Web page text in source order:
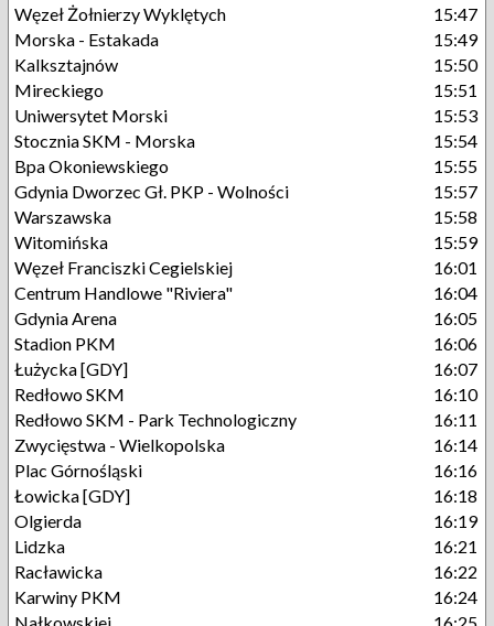
Węzeł Żołnierzy Wyklętych
15:47
Morska - Estakada
15:49
Kalksztajnów
15:50
Mireckiego
15:51
Uniwersytet Morski
15:53
Stocznia SKM - Morska
15:54
Bpa Okoniewskiego
15:55
Gdynia Dworzec Gł. PKP - Wolności
15:57
Warszawska
15:58
Witomińska
15:59
Węzeł Franciszki Cegielskiej
16:01
Centrum Handlowe "Riviera"
16:04
Gdynia Arena
16:05
Stadion PKM
16:06
Łużycka [GDY]
16:07
Redłowo SKM
16:10
Redłowo SKM - Park Technologiczny
16:11
Zwycięstwa - Wielkopolska
16:14
Plac Górnośląski
16:16
Łowicka [GDY]
16:18
Olgierda
16:19
Lidzka
16:21
Racławicka
16:22
Karwiny PKM
16:24